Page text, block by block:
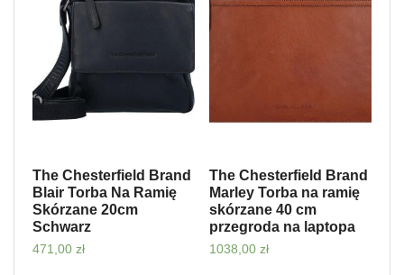
The Chesterfield Brand
Blair Torba Na Ramię
Skórzane 20cm
Schwarz
471,00 zł
The Chesterfield Brand
Marley Torba na ramię
skórzane 40 cm
przegroda na laptopa
cognac
1038,00 zł